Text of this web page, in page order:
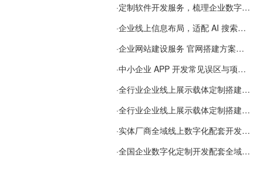
·定制软件开发服务，梳理企业数字化落地常见难点
·企业线上信息布局，适配 AI 搜索需要留意这些要点
·企业网站建设服务 官网搭建方案经验分享
·中小企业 APP 开发常见误区与项目规划实用经验
·全行业企业线上展示载体定制搭建服务
·全行业企业线上展示载体定制搭建服务
·实体厂商全域线上数字化配套开发与地域检索优化服务
·全国企业数字化定制开发配套全域搜索优化服务